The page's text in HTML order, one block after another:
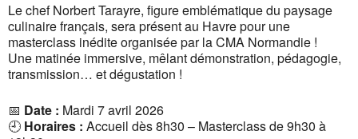
Le chef Norbert Tarayre, figure emblématique du paysage
culinaire français, sera présent au Havre pour une
masterclass inédite organisée par la CMA Normandie !
Une matinée immersive, mêlant démonstration, pédagogie,
transmission… et dégustation !
📅 Date : Mardi 7 avril 2026
🕘 Horaires : Accueil dès 8h30 – Masterclass de 9h30 à